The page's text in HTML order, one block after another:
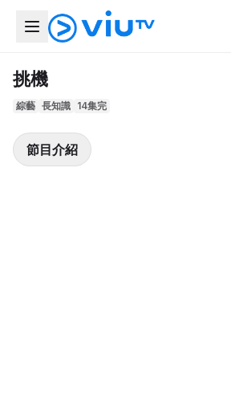
挑機
綜藝 長知識 14集完
節目介紹